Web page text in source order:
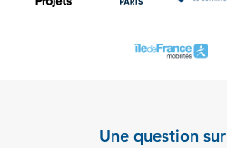
Une question